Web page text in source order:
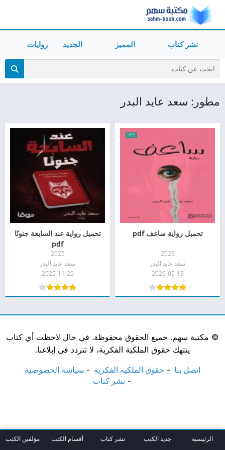
نشر كتاب المميز الجديد روايات
مطور: سعد عايد البدر
تحميل رواية ساعف pdf
2026
سعد عايد البدر
2026-05-13
تحميل رواية عند السابعة جنونًا
pdf
2025
سعد عايد البدر
2025-11-20
© مكتبة سهم. جميع الحقوق محفوظة. في حال لاحظت أي كتاب
ينتهك حقوق الملكية الفكرية، لا تتردد في إبلاغنا.
اتصل بنا حقوق الملكية الفكرية
سياسة الخصوصية
نشر كتاب
الرئيسية جديد الكتب نشر كتاب أقسام الكتب مؤلفين الكتب